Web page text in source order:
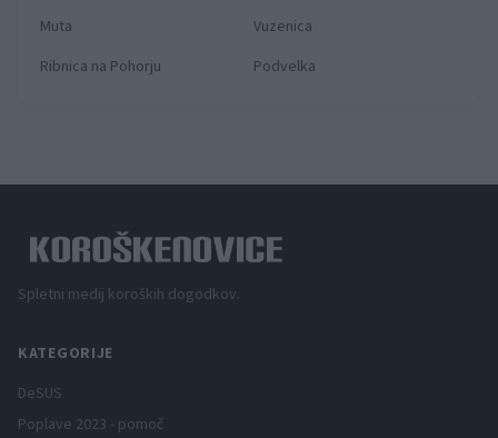
Muta
Vuzenica
Ribnica na Pohorju
Podvelka
Spletni medij koroških dogodkov.
KATEGORIJE
DeSUS
Poplave 2023 - pomoč